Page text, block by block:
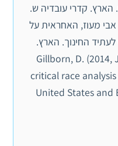
קדרי עובדיה ש.
אבי מעוז, האחראית על
החינוך. הארץ.
Gillborn, D. (2014,
critical race
United States and